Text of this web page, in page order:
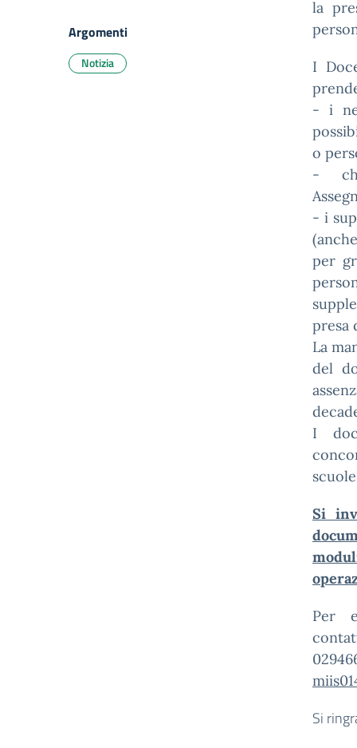
la
I
- i
o
- chi
- i
per
presa
La
del
I
Si
Per
Si
Argomenti
Notizia